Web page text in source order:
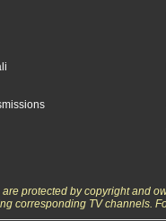
protected by copyright and
corresponding TV channels.